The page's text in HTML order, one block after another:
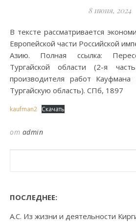
8 июня, 2024
В тексте рассматривается экономика переселенцев из
Европейской части Российской
Азию. Полная ссылка:
Тургайской области (2-я
производителя работ
Тургайскую область). СПб, 1897
kaufman2 Скачать
от admin
ПОСЛЕДНЕЕ:
А.С. Из жизни и деятельности